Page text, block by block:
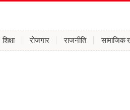
शिक्षा रोजगार राजनीति सामाजिक